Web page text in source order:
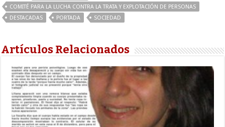
COMITÉ PARA LA LUCHA CONTRA LA TRATA Y EXPLOTACIÓN DE PERSONAS
DESTACADAS
PORTADA SOCIEDAD
Artículos Relacionados